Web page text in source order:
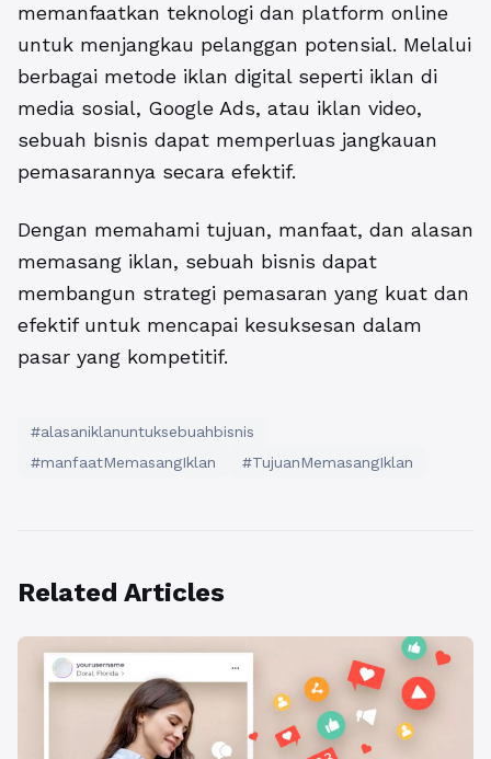
memanfaatkan teknologi dan platform online
untuk menjangkau pelanggan potensial. Melalui
berbagai metode iklan digital seperti iklan di
media sosial, Google Ads, atau iklan video,
sebuah bisnis dapat memperluas jangkauan
pemasarannya secara efektif.
Dengan memahami tujuan, manfaat, dan alasan
memasang iklan, sebuah bisnis dapat
membangun strategi pemasaran yang kuat dan
efektif untuk mencapai kesuksesan dalam
pasar yang kompetitif.
#alasaniklanuntuksebuahbisnis
#manfaatMemasangIklan
#TujuanMemasangIklan
Related Articles